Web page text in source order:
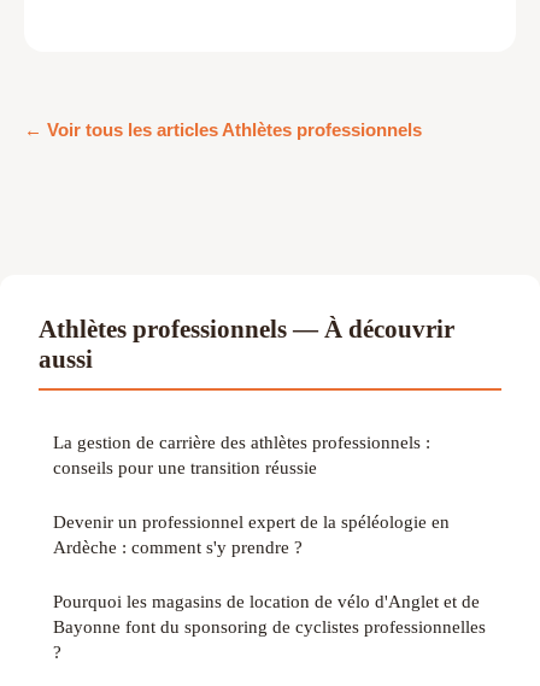
← Voir tous les articles Athlètes professionnels
Athlètes professionnels — À découvrir
aussi
La gestion de carrière des athlètes professionnels :
conseils pour une transition réussie
Devenir un professionnel expert de la spéléologie en
Ardèche : comment s'y prendre ?
Pourquoi les magasins de location de vélo d'Anglet et de
Bayonne font du sponsoring de cyclistes professionnelles
?